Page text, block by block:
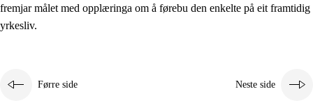
3.3 Samarbeid mellom heim og skole
fremjar målet med opplæringa om å førebu den enkelte på eit framtidig
yrkesliv.
Førre side Neste side